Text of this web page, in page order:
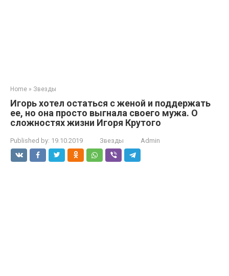
Home » Звезды
Игорь хотел остаться с женой и поддержать
ее, но она просто выгнала своего мужа. О
сложностях жизни Игоря Крутого
Published by: 19.10.2019 Звезды Admin